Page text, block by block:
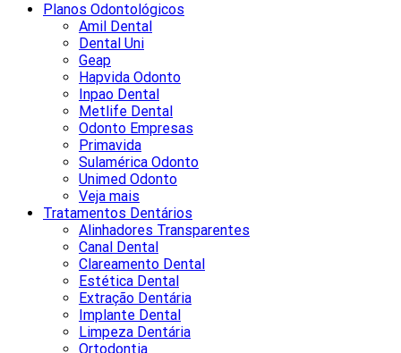
Planos Odontológicos
Amil Dental
Dental Uni
Geap
Hapvida Odonto
Inpao Dental
Metlife Dental
Odonto Empresas
Primavida
Sulamérica Odonto
Unimed Odonto
Veja mais
Tratamentos Dentários
Alinhadores Transparentes
Canal Dental
Clareamento Dental
Estética Dental
Extração Dentária
Implante Dental
Limpeza Dentária
Ortodontia